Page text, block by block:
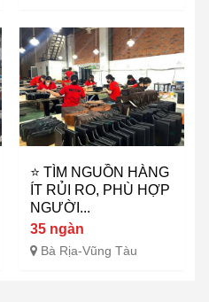
⭐ TÌM NGUỒN HÀNG
ÍT RỦI RO, PHÙ HỢP
NGƯỜI...
35 ngàn
Bà Rịa-Vũng Tàu